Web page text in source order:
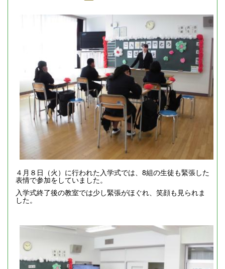
４月８日（火）に行われた入学式では、8組の生徒も緊張した
表情で参加をしていました。
入学式終了後の教室では少し緊張がほぐれ、笑顔も見られま
した。